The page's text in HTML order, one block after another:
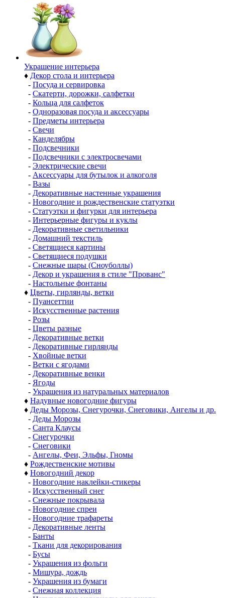
Украшение интерьера
♦ Декор стола и интерьера
- Посуда и сервировка
- Скатерти, дорожки, салфетки
- Кольца для салфеток
- Одноразовая посуда и аксессуары
- Предметы интерьера
- Свечи
- Канделябры
- Подсвечники
- Подсвечники с электросвечами
- Электрические свечи
- Аксессуары для бутылок и алкоголя
- Вазы
- Декоративные настенные украшения
- Новогодние и рождественские статуэтки
- Статуэтки и фигурки для интерьера
- Интерьерные фигуры и куклы
- Декоративные светильники
- Домашний текстиль
- Светящиеся картины
- Светящиеся подушки
- Снежные шары (Сноуболлы)
- Декор и украшения в стиле "Прованс"
- Настольные фонтаны
♦ Цветы, гирлянды, ветки
- Пуансеттии
- Искусственные растения
- Розы
- Цветы разные
- Декоративные ветки
- Декоративные гирлянды
- Хвойные ветки
- Ветки с ягодами
- Декоративные венки
- Ягоды
- Украшения из натуральных материалов
♦ Надувные новогодние фигуры
♦ Деды Морозы, Снегурочки, Снеговики, Ангелы и др.
- Деды Морозы
- Санта Клаусы
- Снегурочки
- Снеговики
- Ангелы, Феи, Эльфы, Гномы
♦ Рождественские мотивы
♦ Новогодний декор
- Новогодние наклейки-стикеры
- Искусственный снег
- Снежные покрывала
- Новогодние спреи
- Новогодние трафареты
- Декоративные ленты
- Банты
- Ткани для декорирования
- Бусы
- Украшения из фольги
- Мишура, дождь
- Украшения из бумаги
- Снежная коллекция